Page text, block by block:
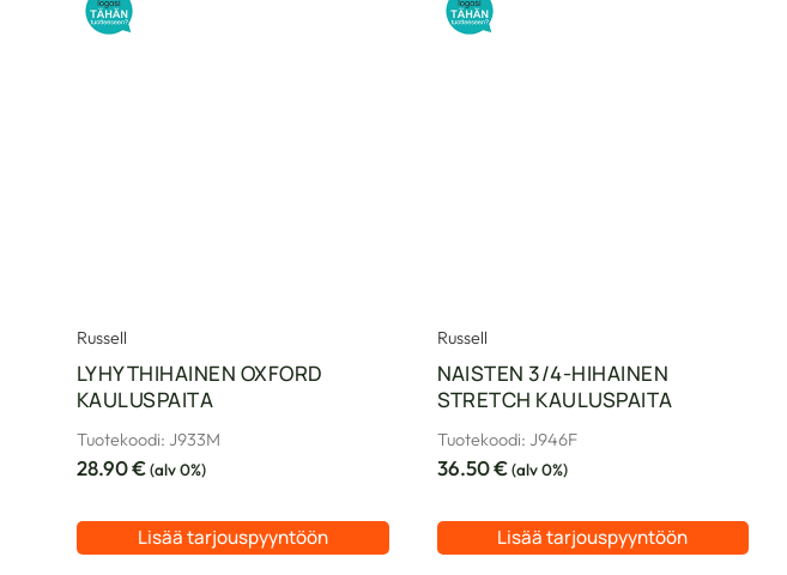
Russell
LYHYTHIHAINEN OXFORD
KAULUSPAITA
Tuotekoodi: J933M
28.90€(alv 0%)
Lisää tarjouspyyntöön
Russell
NAISTEN 3/4-HIHAINEN
STRETCH KAULUSPAITA
Tuotekoodi: J946F
36.50€(alv 0%)
Lisää tarjouspyyntöön